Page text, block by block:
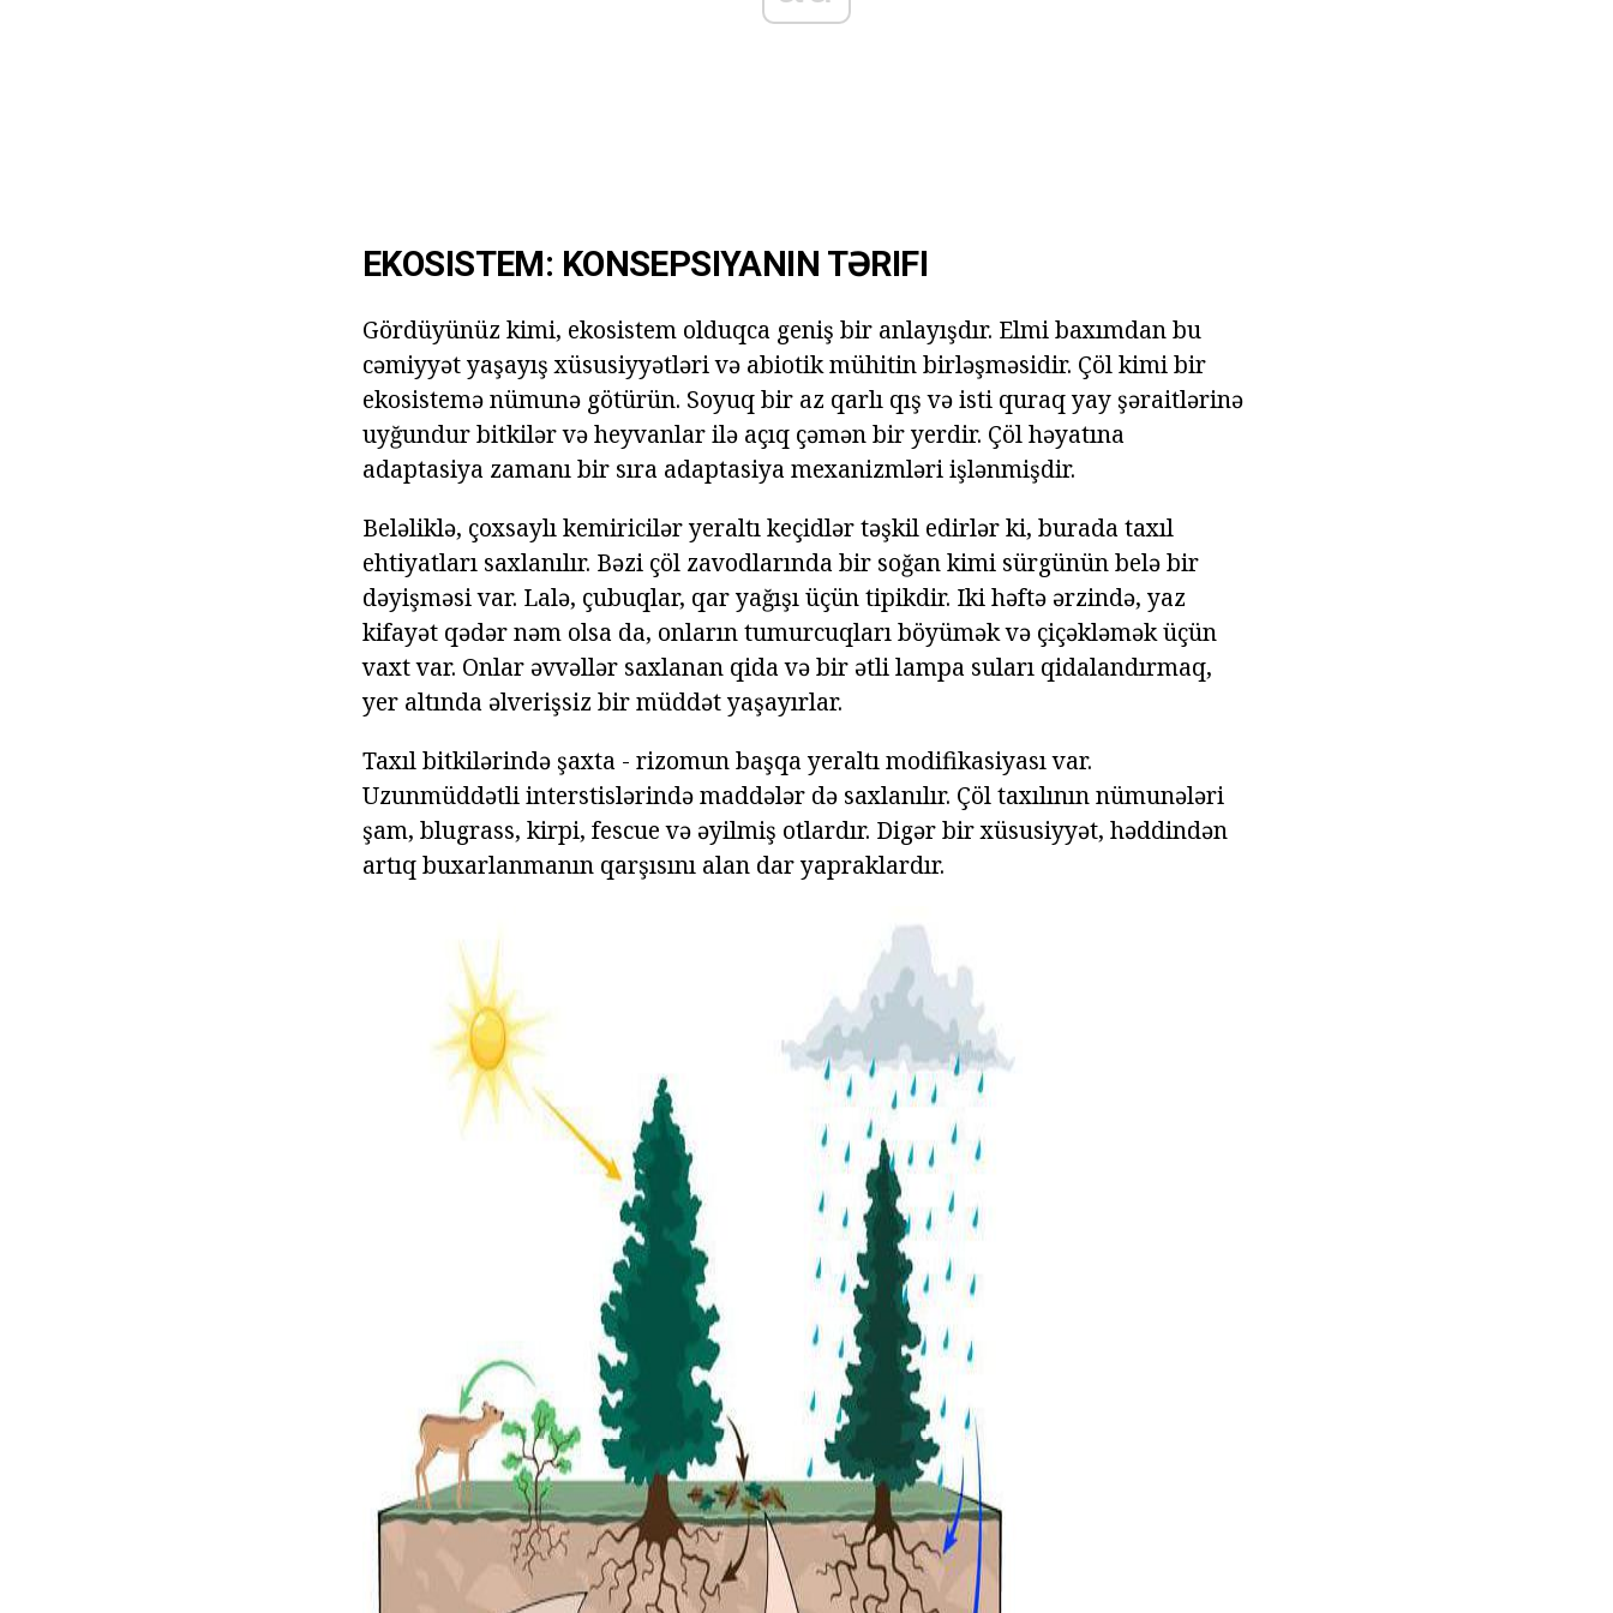
EKOSISTEM: KONSEPSIYANIN TƏRIFI
Gördüyünüz kimi, ekosistem olduqca geniş bir anlayışdır. Elmi baxımdan bu
cəmiyyət yaşayış xüsusiyyətləri və abiotik mühitin birləşməsidir. Çöl kimi bir
ekosistemə nümunə götürün. Soyuq bir az qarlı qış və isti quraq yay şəraitlərinə
uyğundur bitkilər və heyvanlar ilə açıq çəmən bir yerdir. Çöl həyatına
adaptasiya zamanı bir sıra adaptasiya mexanizmləri işlənmişdir.
Beləliklə, çoxsaylı kemiricilər yeraltı keçidlər təşkil edirlər ki, burada taxıl
ehtiyatları saxlanılır. Bəzi çöl zavodlarında bir soğan kimi sürgünün belə bir
dəyişməsi var. Lalə, çubuqlar, qar yağışı üçün tipikdir. Iki həftə ərzində, yaz
kifayət qədər nəm olsa da, onların tumurcuqları böyümək və çiçəkləmək üçün
vaxt var. Onlar əvvəllər saxlanan qida və bir ətli lampa suları qidalandırmaq,
yer altında əlverişsiz bir müddət yaşayırlar.
Taxıl bitkilərində şaxta - rizomun başqa yeraltı modifikasiyası var.
Uzunmüddətli interstislərində maddələr də saxlanılır. Çöl taxılının nümunələri
şam, blugrass, kirpi, fescue və əyilmiş otlardır. Digər bir xüsusiyyət, həddindən
artıq buxarlanmanın qarşısını alan dar yapraklardır.